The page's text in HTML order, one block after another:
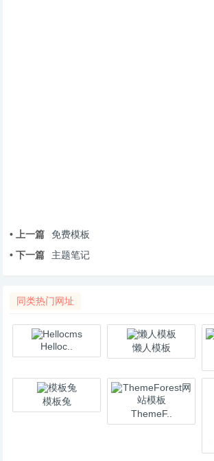
• 上一篇
免费模板
• 下一篇
主题笔记
同类热门网址
Helloc..
懒人模板
模板兔
ThemeF..